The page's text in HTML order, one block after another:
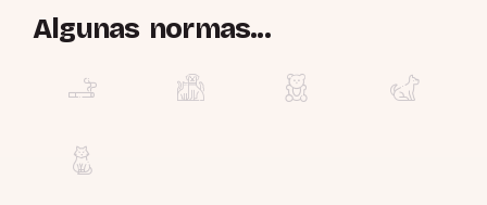
Algunas normas...